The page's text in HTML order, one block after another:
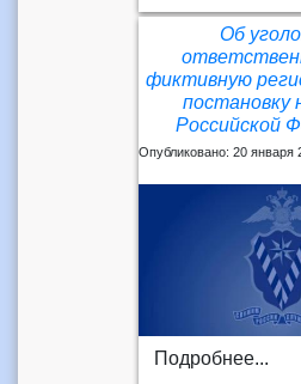
Об
фиктивную
постановку
Российской
Опубликовано: 20 января
Подробнее...